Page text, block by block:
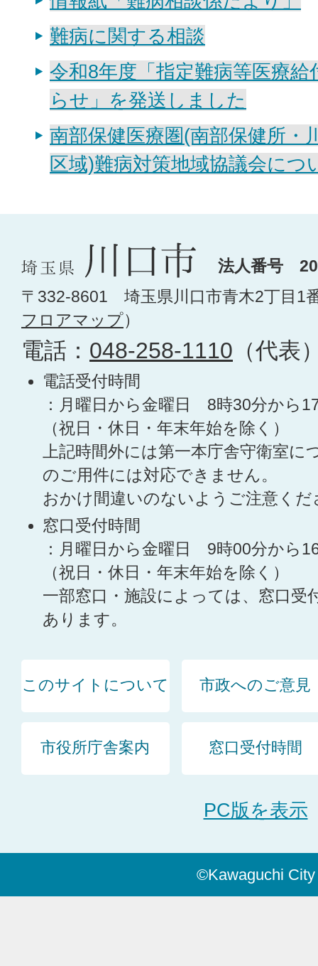
難病に関する相談
令和8年度「指定難病等医療
らせ」を発送しました
南部保健医療圏(南部保健所・
区域)難病対策地域協議会につ
法人番号
〒332-8601 埼玉県川口市青木2丁目1
フロアマップ）
電話： 048-258-1110 （代表
電話受付時間
：月曜日から金曜日 8時30分から
（祝日・休日・年末年始を除く）
上記時間外には第一本庁舎守衛室に
のご用件には対応できません。
おかけ間違いのないようご注意くだ
窓口受付時間
：月曜日から金曜日 9時00分から
（祝日・休日・年末年始を除く）
一部窓口・施設によっては、窓口受
あります。
このサイトについて 市政へのご意見
市役所庁舎案内 窓口受付時間
PC版を表示
©Kawaguchi City